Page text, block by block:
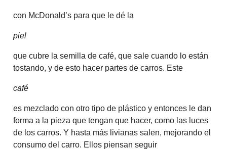
con McDonald’s para que le dé la
piel
que cubre la semilla de café, que sale cuando lo están
tostando, y de esto hacer partes de carros. Este
café
es mezclado con otro tipo de plástico y entonces le dan
forma a la pieza que tengan que hacer, como las luces
de los carros. Y hasta más livianas salen, mejorando el
consumo del carro. Ellos piensan seguir